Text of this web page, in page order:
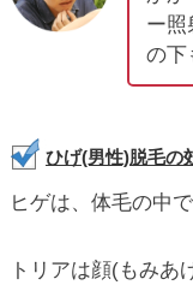
ー照
の下
ひげ(男性)脱毛の
ヒゲは、体毛の中
トリアは顔(もみあ